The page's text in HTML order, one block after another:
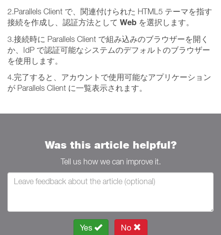
2.Parallels Client で、関連付けられた HTML5 テーマを指す
接続を作成し、認証方法として Web を選択します。
3.接続時に Parallels Client で組み込みのブラウザーを開く
か、IdP で認証可能なシステムのデフォルトのブラウザー
を使用します。
4.完了すると、アカウントで使用可能なアプリケーション
が Parallels Client に一覧表示されます。
Was this article helpful?
Tell us how we can improve it.
Yes No